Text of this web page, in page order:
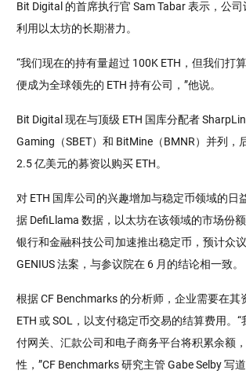
Bit Digital 的首席执行官 Sam Tabar 表示，公
利用以太坊的长期潜力。
“我们现在的持有量超过 100K ETH，但我们打
便成为全球领先的 ETH 持有公司，”他说。
Bit Digital 现在与顶级 ETH 国库分配者
Gaming（SBET）和 BitMine（BMNR）并列，
2.5 亿美元的募资以购买 ETH。
对 ETH 国库公司的兴趣增加与稳定币领域的日
据 DefiLlama 数据，以太坊在该领域的市场份
银行和金融科技公司加速推出稳定币，预计众
GENIUS 法案，与参议院在 6 月的结论相一致。
根据 CF Benchmarks 的分析师，企业需要在其
ETH 或 SOL，以支付稳定币交易的结算费用。
付网关、汇款公司和电子商务平台将积累余额
性，”CF Benchmarks 研究主管 Gabe Selby 写道